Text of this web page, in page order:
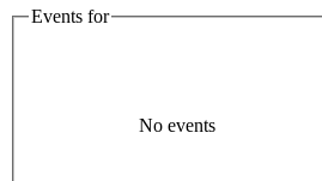
Events for
No events